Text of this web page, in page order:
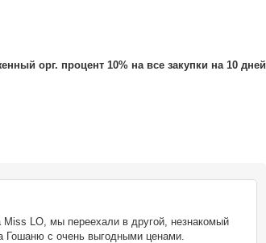
орг. процент 10% на все закупки на 10 дней
LO, мы переехали в другой, незнакомый
Гошаню с очень выгодными ценами.